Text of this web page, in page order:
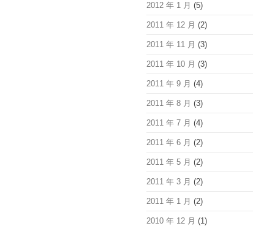
2012 年 1 月 (5)
2011 年 12 月 (2)
2011 年 11 月 (3)
2011 年 10 月 (3)
2011 年 9 月 (4)
2011 年 8 月 (3)
2011 年 7 月 (4)
2011 年 6 月 (2)
2011 年 5 月 (2)
2011 年 3 月 (2)
2011 年 1 月 (2)
2010 年 12 月 (1)